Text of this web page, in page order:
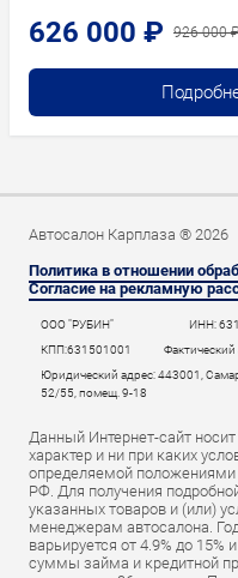
626 000 ₽ 926 000
Автосалон Карплаза ® 2026
Политика в отношении
Согласие на рекламную
ООО "РУБИН" ИНН:
КПП:631501001
Фактический
Юридический адрес: 443001,
52/55, помещ. 9-18
Данный Интернет-сайт
характер и ни при каких
определяемой положениями
РФ. Для получения
указанных товаров и (или)
менеджерам автосалона.
варьируется от 4.9% до 15%
суммы займа и кредитной